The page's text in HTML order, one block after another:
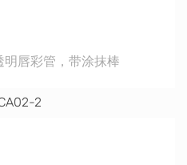
唇彩管，带涂抹棒
2